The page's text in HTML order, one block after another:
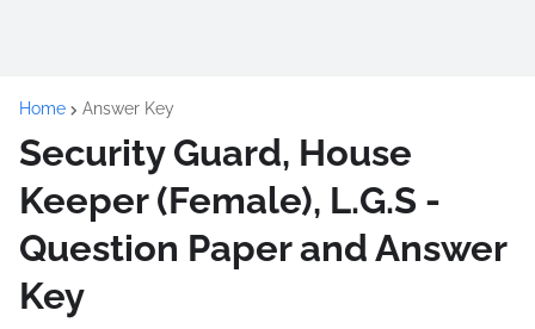
Home Answer Key
Security Guard, House
Keeper (Female), L.G.S -
Question Paper and Answer
Key